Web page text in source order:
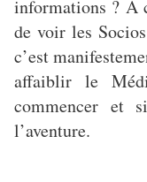
informations ? A
de voir les
c’est
affaiblir le
commencer et
l’aventure.